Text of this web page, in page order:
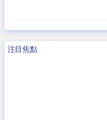
注目焦點